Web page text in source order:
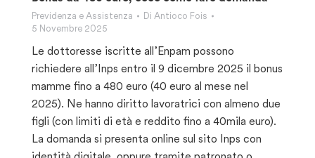
Previdenza e Assistenza Di Antioco Fois
5 Novembre 2025
Le dottoresse iscritte all’Enpam possono
richiedere all’Inps entro il 9 dicembre 2025 il bonus
mamme fino a 480 euro (40 euro al mese nel
2025). Ne hanno diritto lavoratrici con almeno due
figli (con limiti di età e reddito fino a 40mila euro).
La domanda si presenta online sul sito Inps con